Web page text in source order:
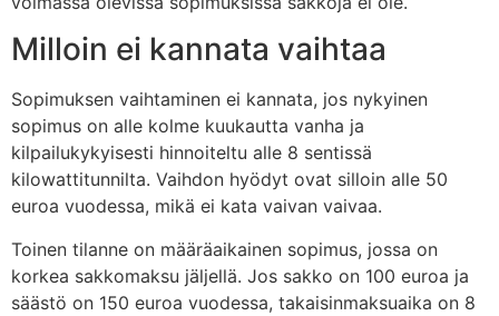
Milloin ei kannata vaihtaa
Sopimuksen vaihtaminen ei kannata, jos nykyinen
sopimus on alle kolme kuukautta vanha ja
kilpailukykyisesti hinnoiteltu alle 8 sentissä
kilowattitunnilta. Vaihdon hyödyt ovat silloin alle 50
euroa vuodessa, mikä ei kata vaivan vaivaa.
Toinen tilanne on määräaikainen sopimus, jossa on
korkea sakkomaksu jäljellä. Jos sakko on 100 euroa ja
säästö on 150 euroa vuodessa, takaisinmaksuaika on 8